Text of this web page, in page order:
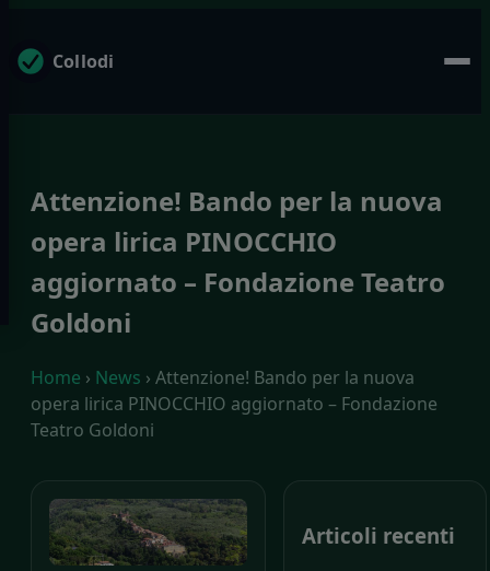
Collodi
Attenzione! Bando per la nuova
opera lirica PINOCCHIO
aggiornato – Fondazione Teatro
Goldoni
Home › News › Attenzione! Bando per la nuova
opera lirica PINOCCHIO aggiornato – Fondazione
Teatro Goldoni
Articoli recenti